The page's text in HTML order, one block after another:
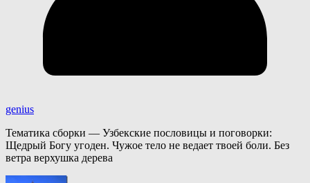
genius
Тематика сборки — Узбекские пословицы и поговорки:
Щедрый Богу угоден. Чужое тело не ведает твоей боли. Без
ветра верхушка дерева